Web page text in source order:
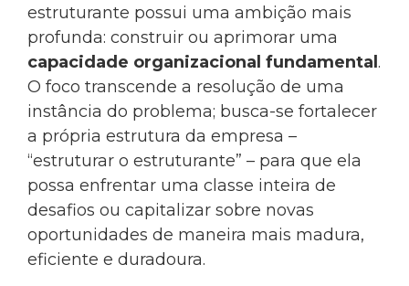
estruturante possui uma ambição mais
profunda: construir ou aprimorar uma
capacidade organizacional fundamental .
O foco transcende a resolução de uma
instância do problema; busca-se fortalecer
a própria estrutura da empresa –
“estruturar o estruturante” – para que ela
possa enfrentar uma classe inteira de
desafios ou capitalizar sobre novas
oportunidades de maneira mais madura,
eficiente e duradoura.